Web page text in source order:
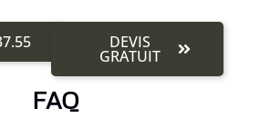
DEVIS
GRATUIT
FAQ